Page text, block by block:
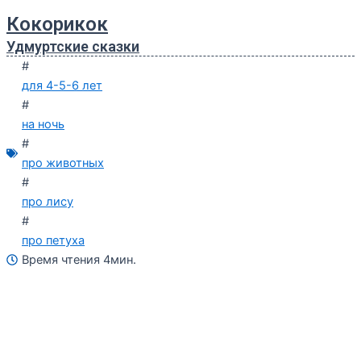
Кокорикок
Удмуртские сказки
#
для 4-5-6 лет
#
на ночь
#
про животных
#
про лису
#
про петуха
Время чтения 4мин.